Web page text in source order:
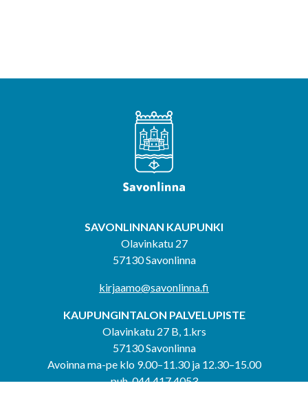
SAVONLINNAN KAUPUNKI
Olavinkatu 27
57130 Savonlinna
kirjaamo@savonlinna.fi
KAUPUNGINTALON PALVELUPISTE
Olavinkatu 27 B, 1.krs
57130 Savonlinna
Avoinna ma-pe klo 9.00–11.30 ja 12.30–15.00
puh. 044 417 4053